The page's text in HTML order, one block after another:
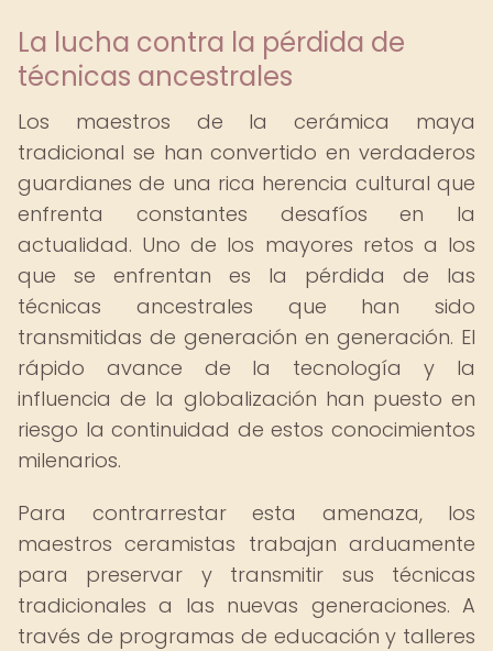
La lucha contra la pérdida de
técnicas ancestrales
Los maestros de la cerámica maya
tradicional se han convertido en verdaderos
guardianes de una rica herencia cultural que
enfrenta constantes desafíos en la
actualidad. Uno de los mayores retos a los
que se enfrentan es la pérdida de las
técnicas ancestrales que han sido
transmitidas de generación en generación. El
rápido avance de la tecnología y la
influencia de la globalización han puesto en
riesgo la continuidad de estos conocimientos
milenarios.
Para contrarrestar esta amenaza, los
maestros ceramistas trabajan arduamente
para preservar y transmitir sus técnicas
tradicionales a las nuevas generaciones. A
través de programas de educación y talleres